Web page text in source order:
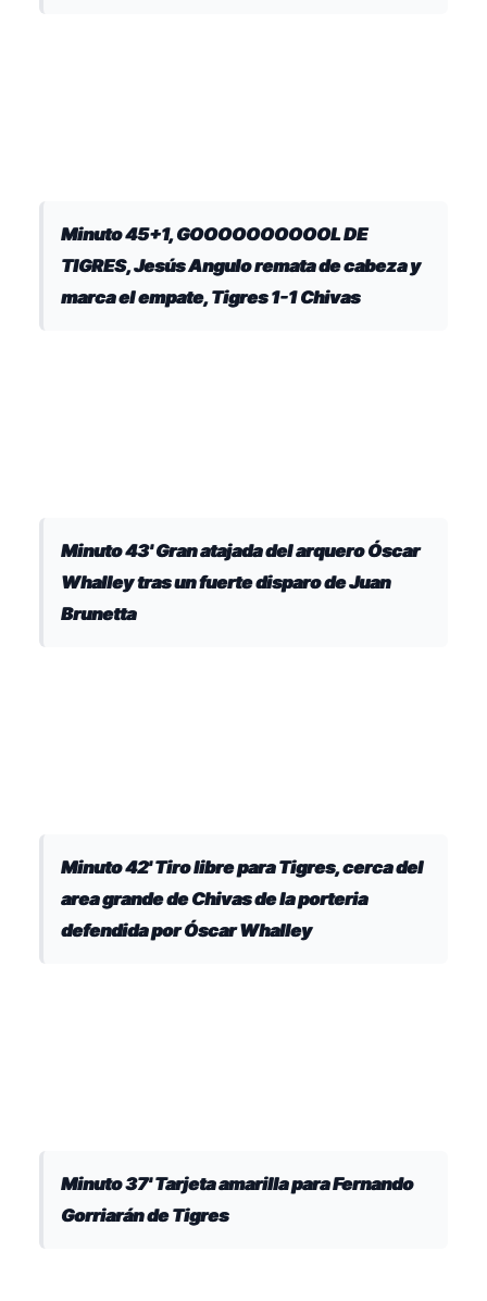
Minuto 45+1, GOOOOOOOOOOL DE
TIGRES, Jesús Angulo remata de cabeza y
marca el empate, Tigres 1-1 Chivas
Minuto 43' Gran atajada del arquero Óscar
Whalley tras un fuerte disparo de Juan
Brunetta
Minuto 42' Tiro libre para Tigres, cerca del
area grande de Chivas de la porteria
defendida por Óscar Whalley
Minuto 37' Tarjeta amarilla para Fernando
Gorriarán de Tigres